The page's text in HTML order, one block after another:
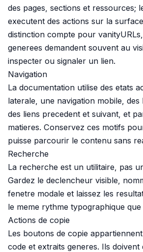
des pages, sections et ressources;
executent des actions sur la
distinction compte pour
generees demandent souvent au
inspecter ou signaler un lien.
Navigation
La documentation utilise des etats
laterale, une navigation mobile, des
des liens precedent et suivant, et
matieres. Conservez ces motifs
puisse parcourir le contenu sans
Recherche
La recherche est un utilitaire, pas
Gardez le declencheur visible,
fenetre modale et laissez les
le meme rythme typographique que
Actions de copie
Les boutons de copie
code et extraits generes. Ils